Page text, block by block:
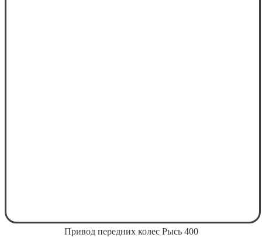
Привод передних колес Рысь 400